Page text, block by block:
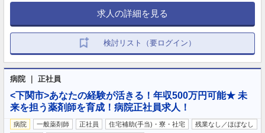
求人の詳細を見る
検討リスト（要ログイン）
病院 ｜ 正社員
<下関市>あなたの経験が活きる！年収500万円可能★ 未
来を担う薬剤師を育成！病院正社員求人！
病院 一般薬剤師 正社員 住宅補助(手当)・寮・社宅
残業なし／ほぼなし